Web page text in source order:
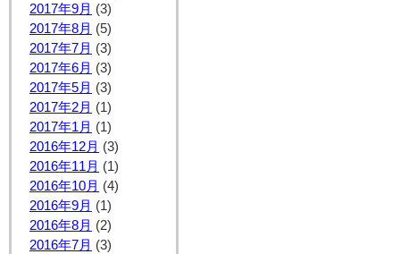
2017年9月 (3)
2017年8月 (5)
2017年7月 (3)
2017年6月 (3)
2017年5月 (3)
2017年2月 (1)
2017年1月 (1)
2016年12月 (3)
2016年11月 (1)
2016年10月 (4)
2016年9月 (1)
2016年8月 (2)
2016年7月 (3)